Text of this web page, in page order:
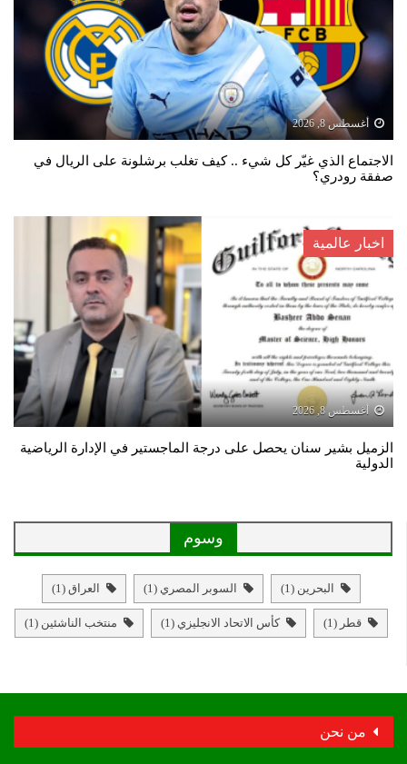
أغسطس 8, 2026
الاجتماع الذي غيّر كل شيء .. كيف تغلب برشلونة على الريال في
صفقة رودري؟
اخبار عالمية
أغسطس 8, 2026
الزميل بشير سنان يحصل على درجة الماجستير في الإدارة الرياضية
الدولية
وسوم
البحرين (1) السوبر المصري (1) العراق (1)
قطر (1) كأس الاتحاد الانجليزي (1) منتخب الناشئين (1)
من نحن